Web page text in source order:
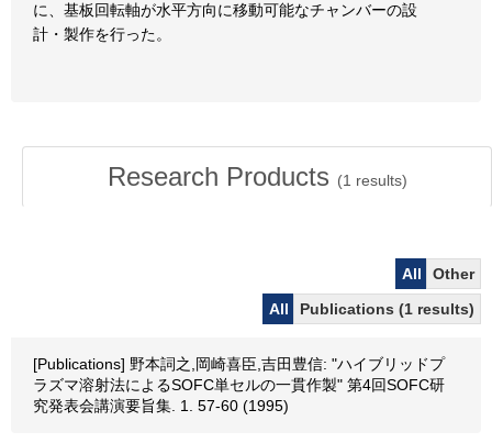
に、基板回転軸が水平方向に移動可能なチャンバーの設
計・製作を行った。
Research Products (1 results)
All
Other
All
Publications (1 results)
[Publications] 野本詞之,岡崎喜臣,吉田豊信: "ハイブリッドプ
ラズマ溶射法によるSOFC単セルの一貫作製" 第4回SOFC研
究発表会講演要旨集. 1. 57-60 (1995)